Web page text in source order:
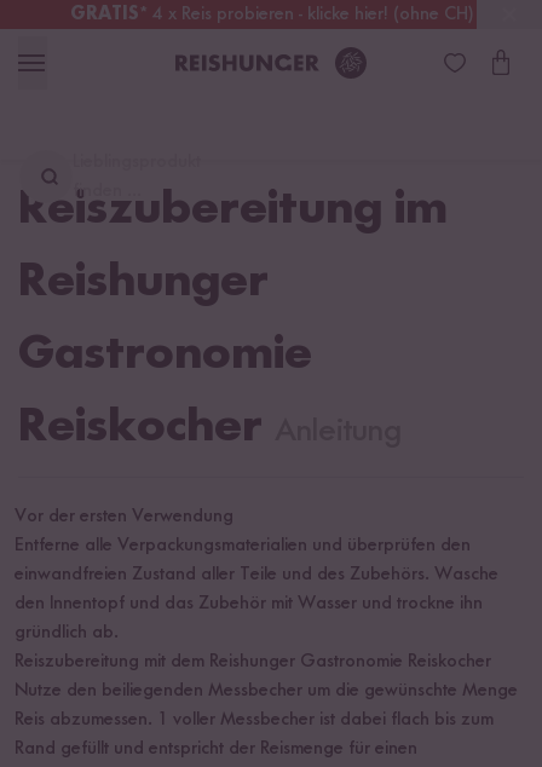
GRATIS* 4 x Reis probieren - klicke hier! (ohne CH)
Österreich Kostenloser Versand
finden ...
Reiszubereitung im
Reishunger
Gastronomie
Reiskocher
Vor der ersten Verwendung
Entferne alle Verpackungsmaterialien und überprüfen den
einwandfreien Zustand aller Teile und des Zubehörs. Wasche
den Innentopf und das Zubehör mit Wasser und trockne ihn
gründlich ab.
Reiszubereitung mit dem Reishunger Gastronomie Reiskocher
Nutze den beiliegenden Messbecher um die gewünschte Menge
Reis abzumessen. 1 voller Messbecher ist dabei flach bis zum
Rand gefüllt und entspricht der Reismenge für einen